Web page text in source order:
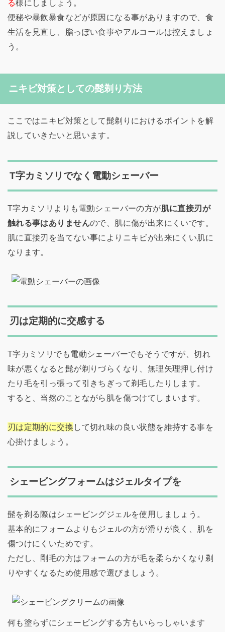
る様にしましょう。
便秘や暴飲暴食などが原因になる事がありますので、食
生活を見直し、脂っぽい食事やアルコールは控えましょ
う。
ニキビ対策としての髭剃り方法
ここではニキビ対策として髭剃りにおけるポイントを解
説していきたいと思います。
T字カミソリでなく電動シェーバー
T字カミソリよりも電動シェーバーの方が肌に直接刃が
触れる事はありませんので、肌に傷が出来にくいです。
肌に直接刃を当てない事によりニキビが出来にくい肌に
なります。
刃は定期的に交感する
T字カミソリでも電動シェーバーでもそうですが、切れ
味が悪くなると髭が剃りづらくなり、無理矢理押し付け
たり毛を引っ張って引きちぎって剃毛したりします。
すると、当然のことながら肌を傷つけてしまいます。
刃は定期的に交換 して切れ味の良い状態を維持する事を
心掛けましょう。
シェービングフォームはジェルタイプを
髭を剃る際はシェービングジェルを使用しましょう。
基本的にフォームよりもジェルの方が滑りが良く、肌を
傷つけにくいためです。
ただし、剛毛の方はフォームの方が毛を柔らかくなり剃
りやすくなるため使用感で選びましょう。
何も塗らずにシェービングする方もいらっしゃいます